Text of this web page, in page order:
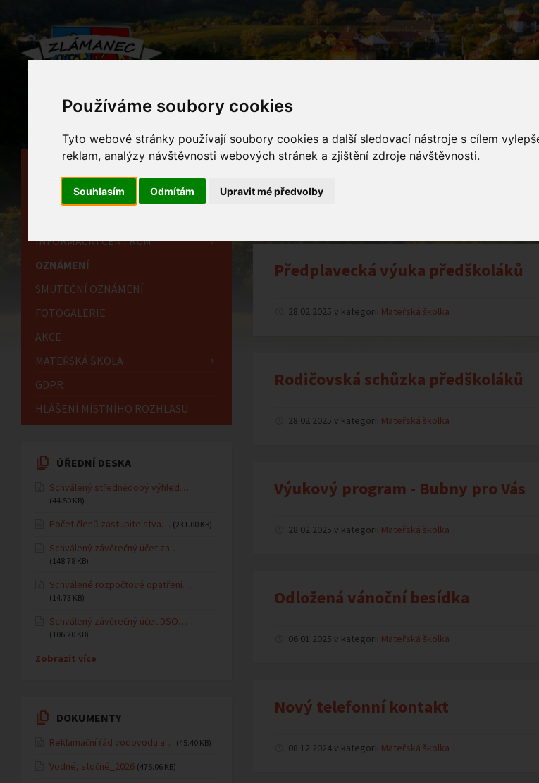
Používáme soubory cookies
Tyto webové stránky používají soubory cookies a další sledovací nástroje s cílem
reklam, analýzy návštěvnosti webových stránek a zjištění zdroje návštěvnosti.
Souhlasím Odmítám Upravit mé předvolby
Předplavecká výuka předškoláků
28.02.2025 v kategorii Mateřská školka
Rodičovská schůzka předškoláků
28.02.2025 v kategorii Mateřská školka
Výukový program - Bubny pro Vás
28.02.2025 v kategorii Mateřská školka
Odložená vánoční besídka
06.01.2025 v kategorii Mateřská školka
Nový telefonní kontakt
08.12.2024 v kategorii Mateřská školka
OBECNÍ ÚŘAD
INFORMAČNÍ CENTRUM
OZNÁMENÍ
SMUTEČNÍ OZNÁMENÍ
FOTOGALERIE
AKCE
MATEŘSKÁ ŠKOLA
GDPR
HLÁŠENÍ MÍSTNÍHO ROZHLASU
ÚŘEDNÍ DESKA
Schválený střednědobý výhled…
(44.50 KB)
Počet členů zastupitelstva… (231.00 KB)
Schválený závěrečný účet za…
(148.78 KB)
Schválené rozpočtové opatření…
(14.73 KB)
Schválený závěrečný účet DSO…
(106.20 KB)
Zobrazit více
DOKUMENTY
Reklamační řád vodovodu a… (45.40 KB)
Vodné, stočné_2026 (475.06 KB)